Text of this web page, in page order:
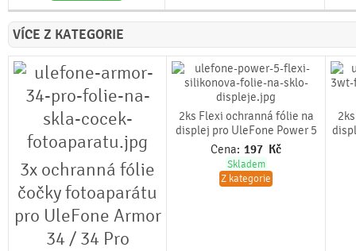
VÍCE Z KATEGORIE
3x ochranná fólie
čočky fotoaparátu
pro UleFone Armor
34 / 34 Pro
2ks Flexi ochranná fólie na
displej pro UleFone Power 5
Cena: 197 Kč
Skladem
Z kategorie